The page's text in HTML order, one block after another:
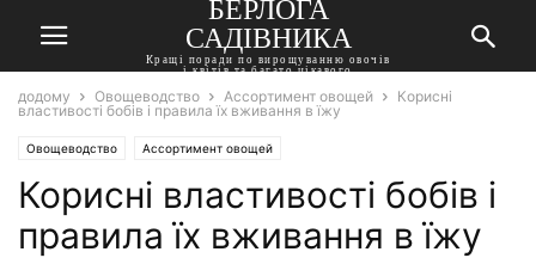
БЕРЛОГА
САДІВНИКА
Кращі поради по вирощуванню овочів
і квітів та багато цікавого
додому Овощеводство Ассортимент овощей
Корисні
властивості бобів і правила їх вживання в їжу
Овощеводство Ассортимент овощей
Корисні властивості бобів і
правила їх вживання в їжу